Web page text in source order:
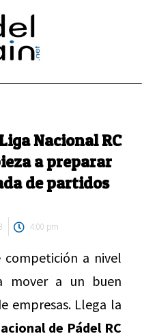
Nacional RC
a preparar
de partidos
4:00 pm
competición a nivel
mover a un buen
empresas. Llega la
de Pádel RC